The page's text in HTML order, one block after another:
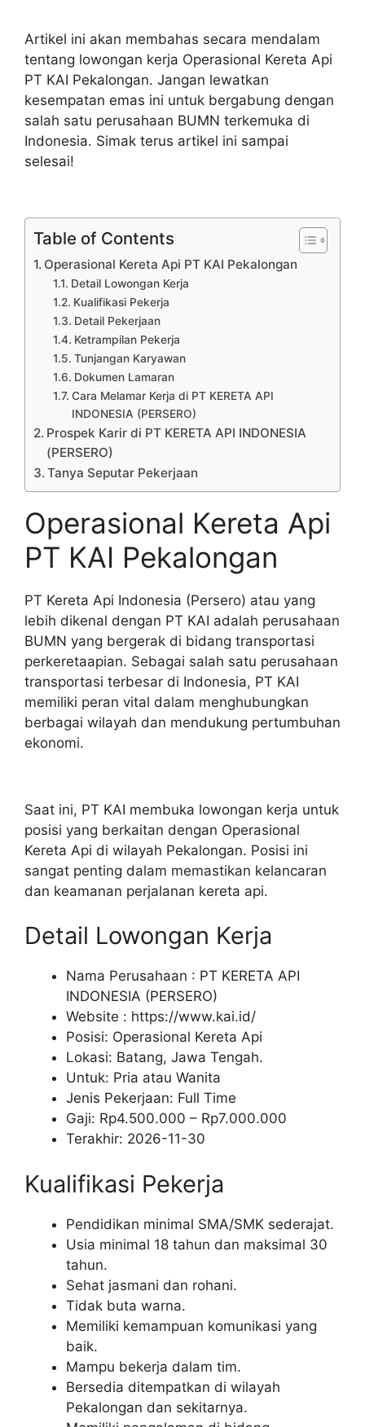
Artikel ini akan membahas secara mendalam
tentang lowongan kerja Operasional Kereta Api
PT KAI Pekalongan. Jangan lewatkan
kesempatan emas ini untuk bergabung dengan
salah satu perusahaan BUMN terkemuka di
Indonesia. Simak terus artikel ini sampai
selesai!
Table of Contents
Operasional Kereta Api PT KAI Pekalongan
Detail Lowongan Kerja
Kualifikasi Pekerja
Detail Pekerjaan
Ketrampilan Pekerja
Tunjangan Karyawan
Dokumen Lamaran
Cara Melamar Kerja di PT KERETA API
INDONESIA (PERSERO)
Prospek Karir di PT KERETA API INDONESIA
(PERSERO)
Tanya Seputar Pekerjaan
Operasional Kereta Api
PT KAI Pekalongan
PT Kereta Api Indonesia (Persero) atau yang
lebih dikenal dengan PT KAI adalah perusahaan
BUMN yang bergerak di bidang transportasi
perkeretaapian. Sebagai salah satu perusahaan
transportasi terbesar di Indonesia, PT KAI
memiliki peran vital dalam menghubungkan
berbagai wilayah dan mendukung pertumbuhan
ekonomi.
Saat ini, PT KAI membuka lowongan kerja untuk
posisi yang berkaitan dengan Operasional
Kereta Api di wilayah Pekalongan. Posisi ini
sangat penting dalam memastikan kelancaran
dan keamanan perjalanan kereta api.
Detail Lowongan Kerja
Nama Perusahaan : PT KERETA API
INDONESIA (PERSERO)
Website : https://www.kai.id/
Posisi: Operasional Kereta Api
Lokasi: Batang, Jawa Tengah.
Untuk: Pria atau Wanita
Jenis Pekerjaan: Full Time
Gaji: Rp4.500.000 – Rp7.000.000
Terakhir: 2026-11-30
Kualifikasi Pekerja
Pendidikan minimal SMA/SMK sederajat.
Usia minimal 18 tahun dan maksimal 30
tahun.
Sehat jasmani dan rohani.
Tidak buta warna.
Memiliki kemampuan komunikasi yang
baik.
Mampu bekerja dalam tim.
Bersedia ditempatkan di wilayah
Pekalongan dan sekitarnya.